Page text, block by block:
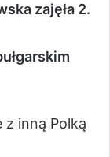
zajęła 2.
z inną Polką